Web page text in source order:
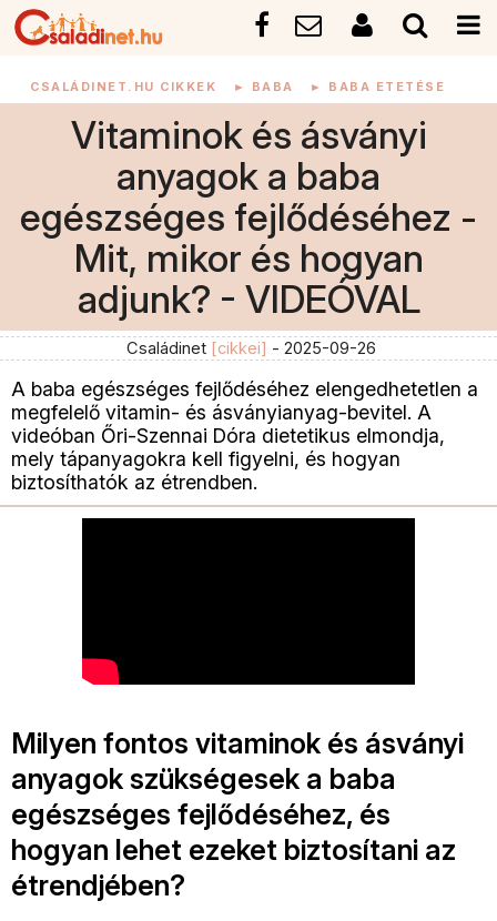
CSALÁDINET.HU CIKKEK ► BABA ► BABA ETETÉSE
Vitaminok és ásványi
anyagok a baba
egészséges fejlődéséhez -
Mit, mikor és hogyan
adjunk? - VIDEÓVAL
Családinet [cikkei] - 2025-09-26
A baba egészséges fejlődéséhez elengedhetetlen a
megfelelő vitamin- és ásványianyag-bevitel. A
videóban Őri-Szennai Dóra dietetikus elmondja,
mely tápanyagokra kell figyelni, és hogyan
biztosíthatók az étrendben.
Milyen fontos vitaminok és ásványi
anyagok szükségesek a baba
egészséges fejlődéséhez, és
hogyan lehet ezeket biztosítani az
étrendjében?